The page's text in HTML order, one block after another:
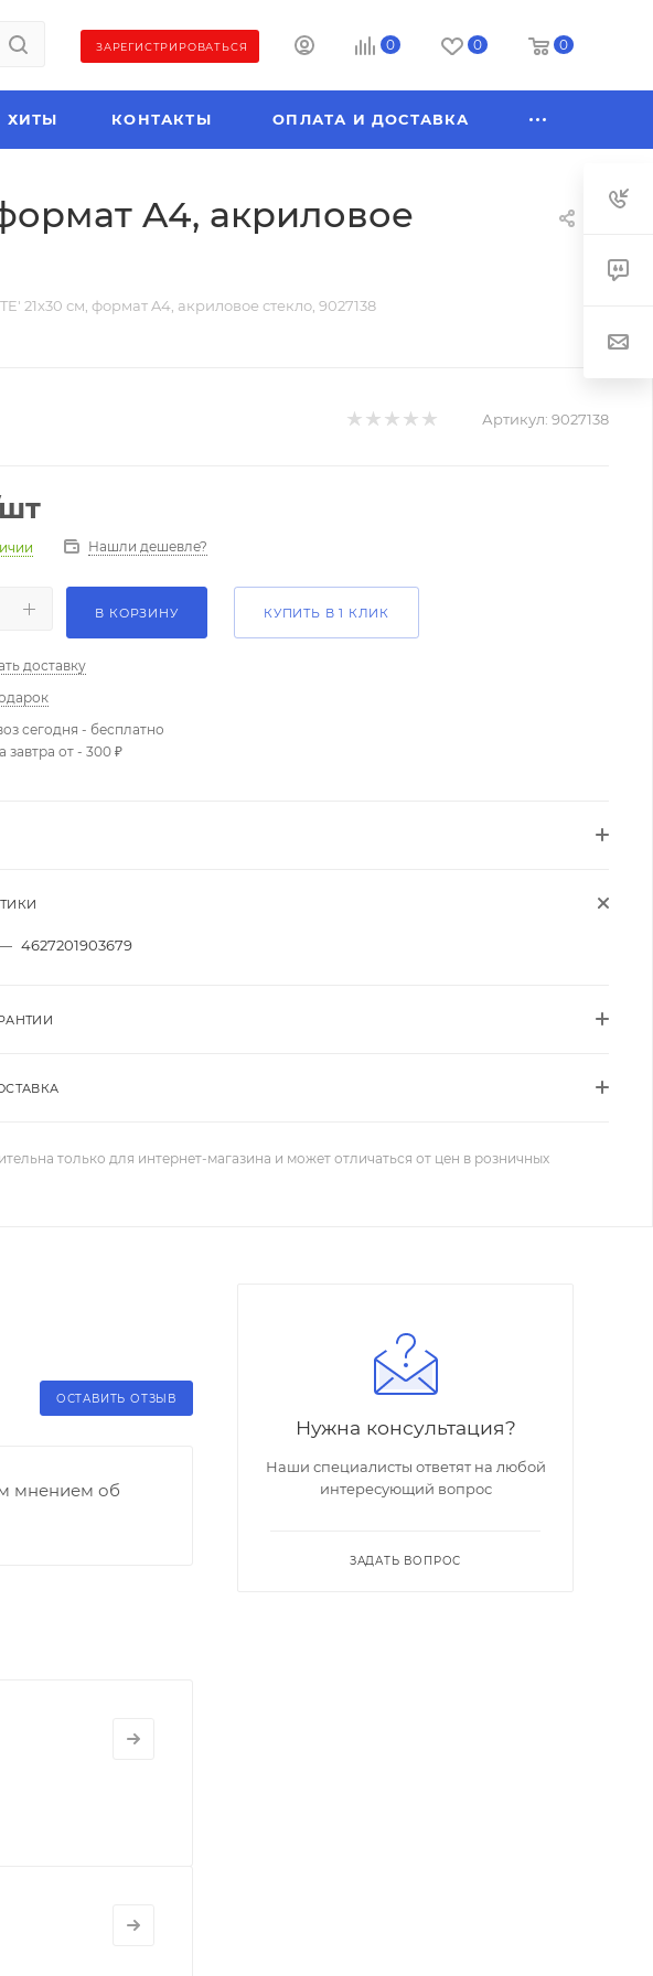
ЗАРЕГИСТРИРОВАТЬСЯ 0 0 0
ХИТЫ КОНТАКТЫ ОПЛАТА И ДОСТАВКА
A4, акриловое
21x30 см, формат A4, акриловое стекло, 9027138
Артикул: 9027138
Нашли дешевле?
В КОРЗИНУ КУПИТЬ В 1 КЛИК
доставку
сегодня - бесплатно
завтра от - 300 ₽
4627201903679
только для интернет-магазина и может отличаться от цен в розничных
ОСТАВИТЬ ОТЗЫВ
мнением об
Нужна консультация?
Наши специалисты ответят на любой
интересующий вопрос
ЗАДАТЬ ВОПРОС